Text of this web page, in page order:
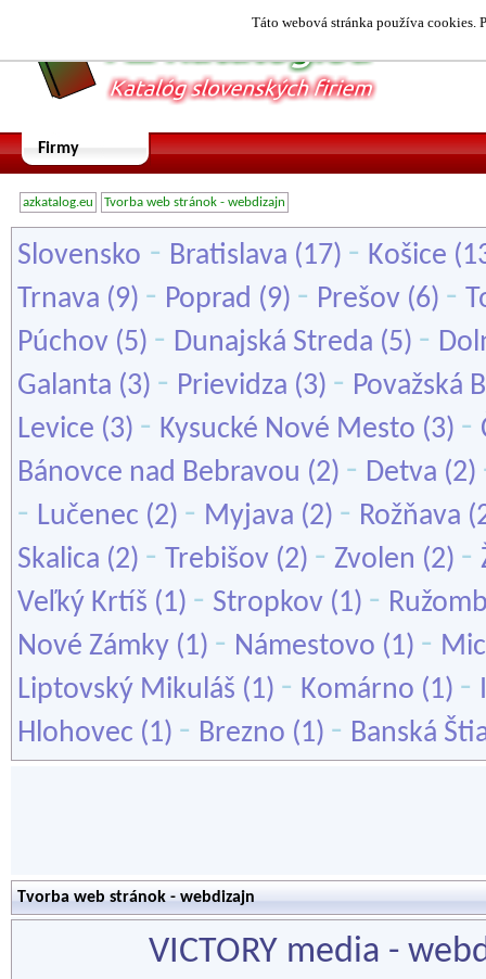
Táto webová stránka používa cookies.
Firmy
azkatalog.eu Tvorba web stránok - webdizajn
Slovensko - Bratislava (17) - Košice
Trnava (9) - Poprad (9) - Prešov (6) -
Púchov (5) - Dunajská Streda (5) -
Galanta (3) - Prievidza (3) - Považská
Levice (3) - Kysucké Nové Mesto (3) -
Bánovce nad Bebravou (2) - Detva (2)
- Lučenec (2) - Myjava (2) - Rožňava
Skalica (2) - Trebišov (2) - Zvolen (2) -
Veľký Krtíš (1) - Stropkov (1) -
Nové Zámky (1) - Námestovo (1) -
Liptovský Mikuláš (1) - Komárno (1) -
Hlohovec (1) - Brezno (1) - Banská
Tvorba web stránok - webdizajn
VICTORY media -